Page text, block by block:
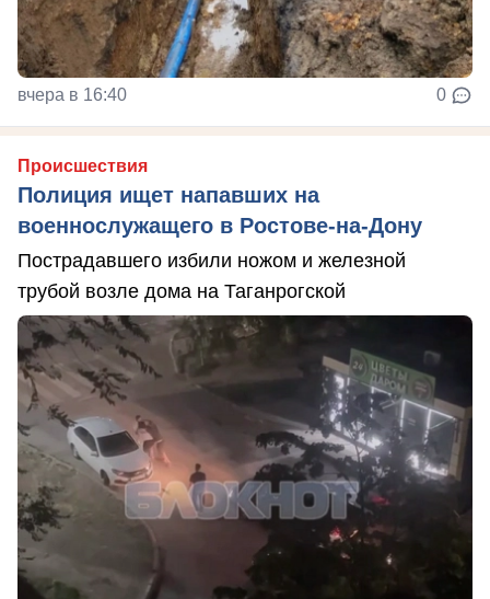
вчера в 16:40 0
Происшествия
Полиция ищет напавших на
военнослужащего в Ростове-на-Дону
Пострадавшего избили ножом и железной
трубой возле дома на Таганрогской